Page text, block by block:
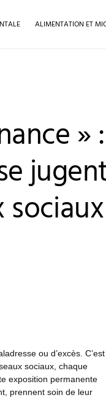
ALIMENTATION ET
»
sociaux
ou d’excès. C’est
sociaux, chaque
exposition permanente
prennent soin de leur